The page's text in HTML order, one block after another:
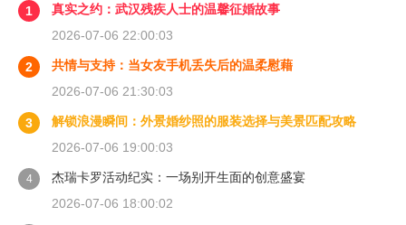
1
真实之约：武汉残疾人士的温馨征婚故事
2026-07-06 22:00:03
2
共情与支持：当女友手机丢失后的温柔慰藉
2026-07-06 21:30:03
3
解锁浪漫瞬间：外景婚纱照的服装选择与美景匹配攻略
2026-07-06 19:00:03
4
杰瑞卡罗活动纪实：一场别开生面的创意盛宴
2026-07-06 18:00:02